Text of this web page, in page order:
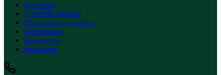
Доставка
Способы оплаты
Получение и возврат
Оптовикам
Реквизиты
Контакты